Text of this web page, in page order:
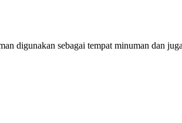
digunakan sebagai tempat minuman dan